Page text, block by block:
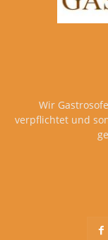
Wir
verpflichtet und